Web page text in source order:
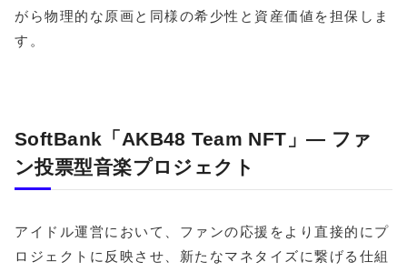
がら物理的な原画と同様の希少性と資産価値を担保しま
す。
SoftBank「AKB48 Team NFT」― ファ
ン投票型音楽プロジェクト
アイドル運営において、ファンの応援をより直接的にプ
ロジェクトに反映させ、新たなマネタイズに繋げる仕組